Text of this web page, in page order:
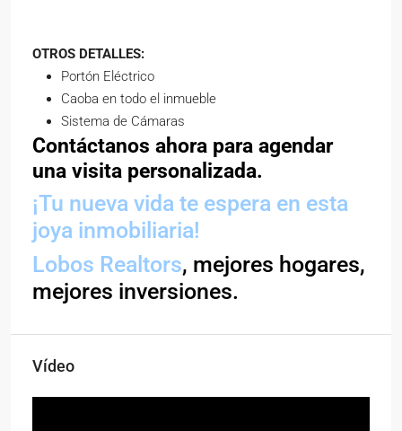
OTROS DETALLES:
Portón Eléctrico
Caoba en todo el inmueble
Sistema de Cámaras
Contáctanos ahora para agendar
una visita personalizada.
¡Tu nueva vida te espera en esta
joya inmobiliaria!
Lobos Realtors, mejores hogares,
mejores inversiones.
Vídeo